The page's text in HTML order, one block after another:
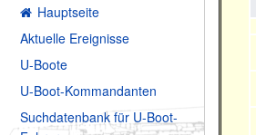
Hauptseite
Aktuelle Ereignisse
U-Boote
U-Boot-Kommandanten
Suchdatenbank für U-Boot-